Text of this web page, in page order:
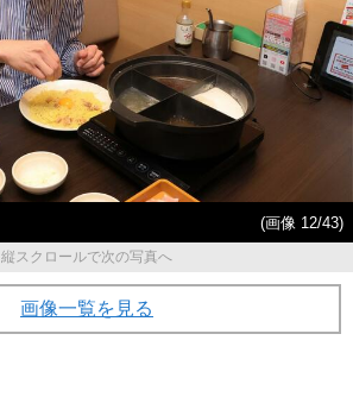
(画像 12/43)
縦スクロールで次の写真へ
画像一覧を見る